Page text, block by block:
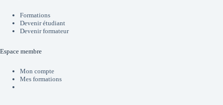
Formations
Devenir étudiant
Devenir formateur
Espace membre
Mon compte
Mes formations